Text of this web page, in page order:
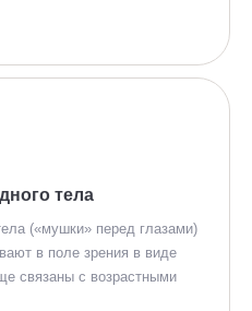
тела
(«мушки» перед глазами)
в поле зрения в виде
связаны с возрастными